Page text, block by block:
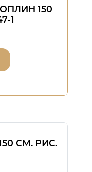
150
1
СМ. РИС.